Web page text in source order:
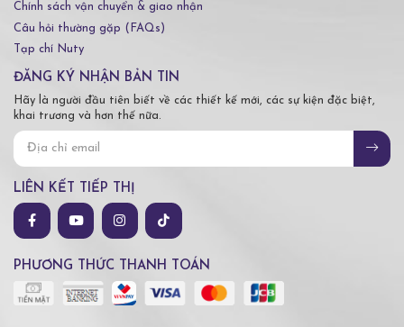
Chính sách vận chuyển & giao nhận
Câu hỏi thường gặp (FAQs)
Tạp chí Nuty
ĐĂNG KÝ NHẬN BẢN TIN
Hãy là người đầu tiên biết về các thiết kế mới, các sự kiện đặc biệt,
khai trương và hơn thế nữa.
LIÊN KẾT TIẾP THỊ
PHƯƠNG THỨC THANH TOÁN